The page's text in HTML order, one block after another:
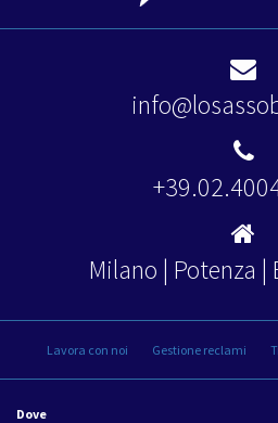
Milano | Potenza |
Lavora con noi Gestione reclami
Dove